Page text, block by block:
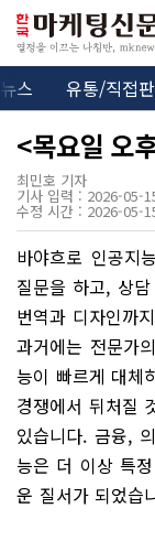
뉴스 유통/직접
<목요일 오
최민호 기자
기사 입력 : 2026-05-
수정 시간 : 2026-05-
바야흐로 인공지
질문을 하고, 상
번역과 디자인까
과거에는 전문가
능이 빠르게 대체
경쟁에서 뒤처질
있습니다. 금융,
능은 더 이상 특
운 질서가 되었습